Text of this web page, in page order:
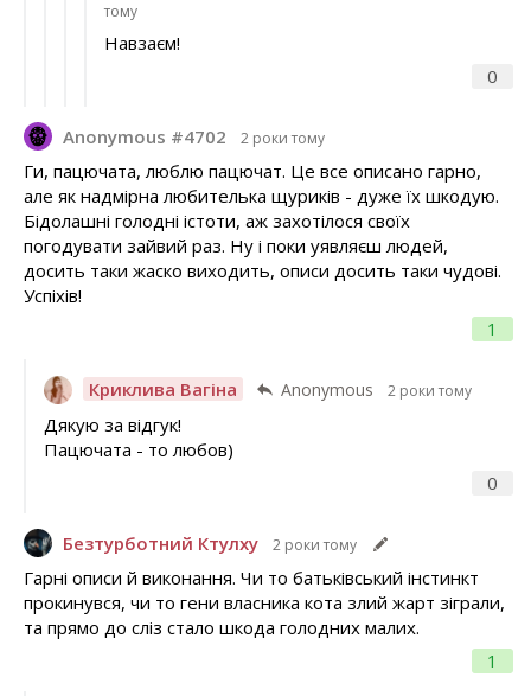
тому
0
Навзаєм!
Anonymous #4702 2 роки тому
1
Ги, пацючата, люблю пацючат. Це все описано гарно,
але як надмірна любителька щуриків - дуже їх шкодую.
Бідолашні голодні істоти, аж захотілося своїх
погодувати зайвий раз. Ну і поки уявляєш людей,
досить таки жаско виходить, описи досить таки чудові.
Успіхів!
Криклива Вагіна Anonymous 2 роки тому
0
Дякую за відгук!
Пацючата - то любов)
Безтурботний Ктулху 2 роки тому
1
Гарні описи й виконання. Чи то батьківський інстинкт
прокинувся, чи то гени власника кота злий жарт зіграли,
та прямо до сліз стало шкода голодних малих.